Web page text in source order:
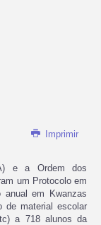
Imprimir
e a Ordem dos
um Protocolo em
anual em Kwanzas
de material escolar
a 718 alunos da